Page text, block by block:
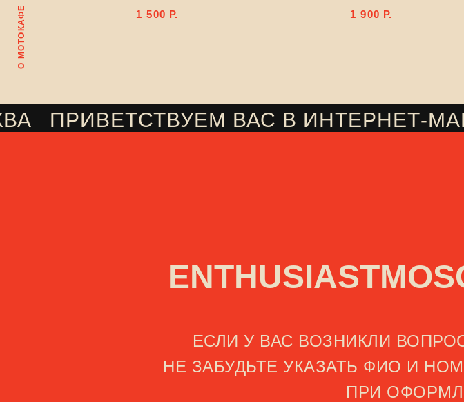
О МОТОКАФЕ 1 500 Р. 1 900 Р.
ПРИВЕТСТВУЕМ ВАС В ИНТЕРНЕТ-
ЕСЛИ У ВАС ВОЗНИКЛИ
НЕ ЗАБУДЬТЕ УКАЗАТЬ ФИО И
ПРИ